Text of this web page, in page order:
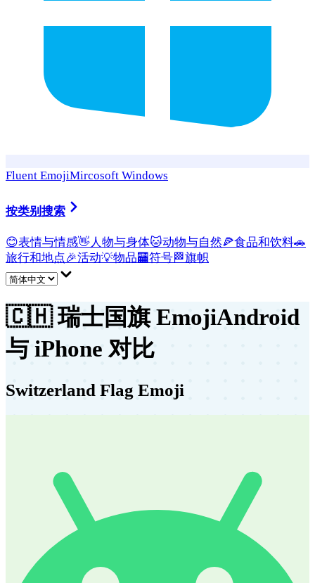
Fluent EmojiMircosoft Windows
按类别搜索
😊表情与情感👋 人物与身体🐱动物与自然🍕食品和饮料🚗
旅行和地点🎉活动💡物品🏧符号🏁旗帜
🇨🇭 瑞士国旗 EmojiAndroid
与 iPhone 对比
Switzerland Flag Emoji